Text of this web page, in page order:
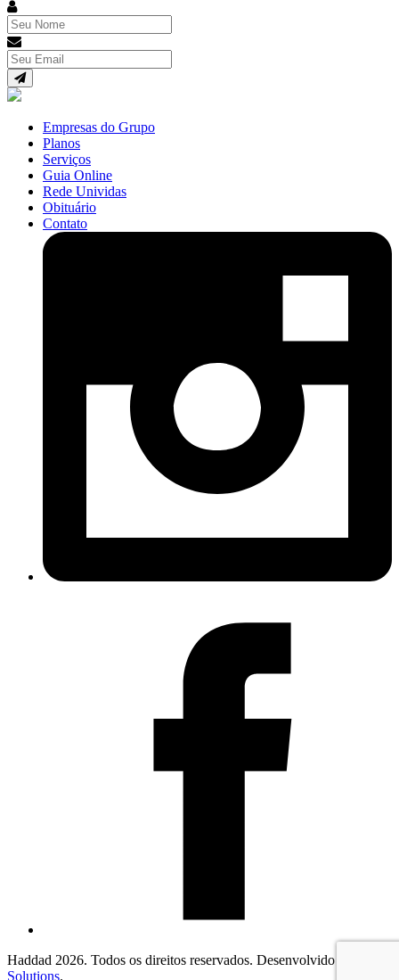
Empresas do Grupo
Planos
Serviços
Guia Online
Rede Unividas
Obituário
Contato
Haddad 2026. Todos os direitos reservados. Desenvolvido por
Solutions.